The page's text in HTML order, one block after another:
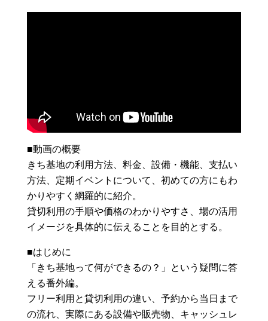
■動画の概要
きち基地の利用方法、料金、設備・機能、支払い
方法、定期イベントについて、初めての方にもわ
かりやすく網羅的に紹介。
貸切利用の手順や価格のわかりやすさ、場の活用
イメージを具体的に伝えることを目的とする。
■はじめに
「きち基地って何ができるの？」という疑問に答
える番外編。
フリー利用と貸切利用の違い、予約から当日まで
の流れ、実際にある設備や販売物、キャッシュレ